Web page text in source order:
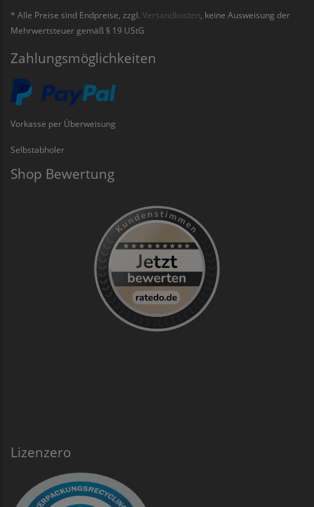
* Alle Preise sind Endpreise, zzgl. Versandkosten , keine Ausweisung der
Mehrwertsteuer gemäß § 19 UStG
Zahlungsmöglichkeiten
Vorkasse per Überweisung
Selbstabholer
Shop Bewertung
Lizenzero